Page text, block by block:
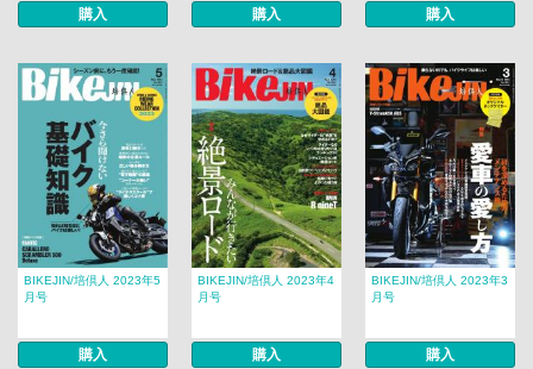
購入 購入 購入
BIKEJIN/培倶人 2023年5
月号
購入
BIKEJIN/培倶人 2023年4
月号
購入
BIKEJIN/培倶人 2023年3
月号
購入